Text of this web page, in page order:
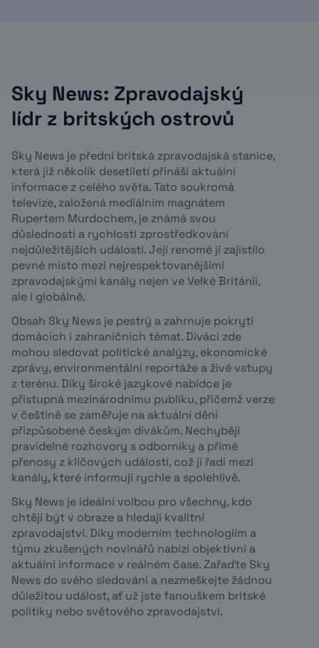
Sky News: Zpravodajský
lídr z britských ostrovů
Sky News je přední britská zpravodajská stanice,
která již několik desetiletí přináší aktuální
informace z celého světa. Tato soukromá
televize, založená mediálním magnátem
Rupertem Murdochem, je známá svou
důsledností a rychlostí zprostředkování
nejdůležitějších událostí. Její renomé jí zajistilo
pevné místo mezi nejrespektovanějšími
zpravodajskými kanály nejen ve Velké Británii,
ale i globálně.
Obsah Sky News je pestrý a zahrnuje pokrytí
domácích i zahraničních témat. Diváci zde
mohou sledovat politické analýzy, ekonomické
zprávy, environmentální reportáže a živé vstupy
z terénu. Díky široké jazykové nabídce je
přístupná mezinárodnímu publiku, přičemž verze
v češtině se zaměřuje na aktuální dění
přizpůsobené českým divákům. Nechybějí
pravidelné rozhovory s odborníky a přímé
přenosy z klíčových událostí, což ji řadí mezi
kanály, které informují rychle a spolehlivě.
Sky News je ideální volbou pro všechny, kdo
chtějí být v obraze a hledají kvalitní
zpravodajství. Díky moderním technologiím a
týmu zkušených novinářů nabízí objektivní a
aktuální informace v reálném čase. Zařaďte Sky
News do svého sledování a nezmeškejte žádnou
důležitou událost, ať už jste fanouškem britské
politiky nebo světového zpravodajství.